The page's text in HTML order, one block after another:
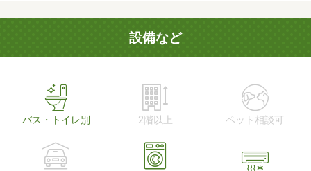
設備など
バス・トイレ別 2階以上 ペット相談可